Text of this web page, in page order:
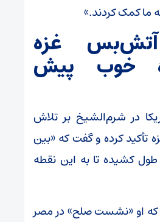
ما کمک کردند.»
غزه
خوب پیش
در شرم‌الشیخ بر تلاش
تأکید کرده و گفت که «بین
۳۰۰۰ سال طول کشیده تا به این نقطه
که او «نشست صلح» در مصر